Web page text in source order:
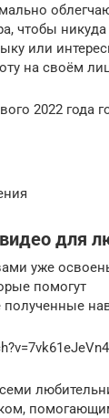
чтобы
или
на своём
2022 года
для
уже
помогут
полученные